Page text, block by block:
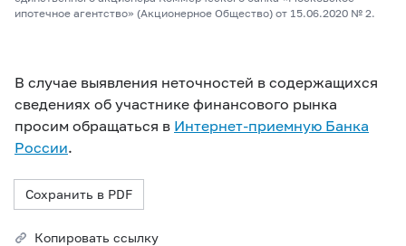
ипотечное агентство» (Акционерное Общество) от 15.06.2020 № 2.
В случае выявления неточностей в содержащихся
сведениях об участнике финансового рынка
просим обращаться в Интернет-приемную Банка
России.
Сохранить в PDF
Копировать ссылку